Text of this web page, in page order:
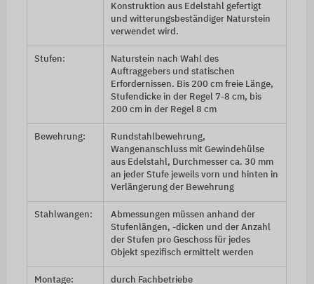
Konstruktion aus Edelstahl gefertigt
und witterungsbeständiger Naturstein
verwendet wird.
Stufen:
Naturstein nach Wahl des
Auftraggebers und statischen
Erfordernissen. Bis 200 cmfreie Länge,
Stufendicke in der Regel 7-8 cm, bis
200 cmin der Regel 8 cm
Bewehrung:
Rundstahlbewehrung,
Wangenanschluss mit Gewindehülse
aus Edelstahl, Durchmesser ca. 30 mm
an jeder Stufe jeweils vorn und hinten in
Verlängerung der Bewehrung
Stahlwangen:
Abmessungen müssen anhand der
Stufenlängen, -dicken und der Anzahl
der Stufen pro Geschoss für jedes
Objekt spezifisch ermittelt werden
Montage: durch Fachbetriebe